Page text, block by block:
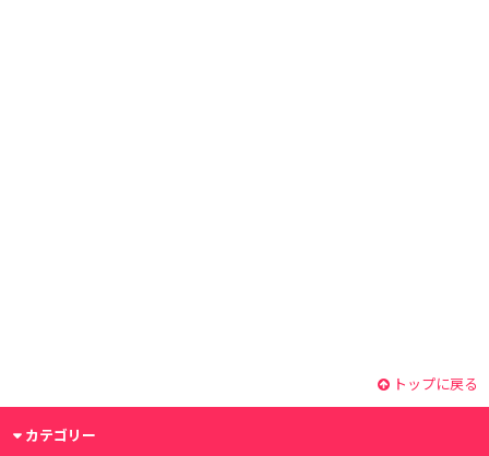
トップに戻る
カテゴリー